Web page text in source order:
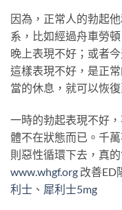
因為，正常人的勃起
系，比如經過舟車勞
晚上表現不好；或者
這樣表現不好，是正
當的休息，就可以恢
一時的勃起表現不好
體不在狀態而已。千
則惡性循環下去，真
www.whgf.org 改善ED
利士 、 犀利士5mg